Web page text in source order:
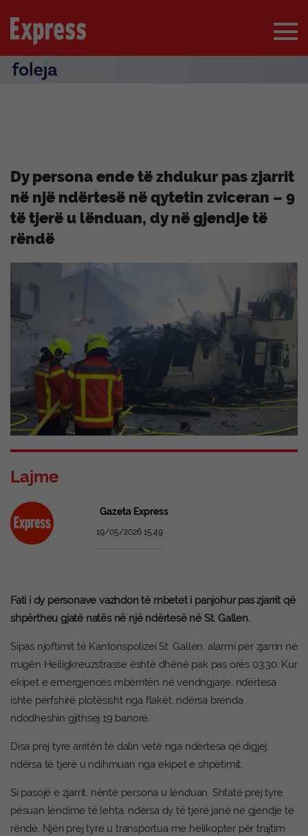
Dy persona ende të zhdukur pas zjarrit
në një ndërtesë në qytetin zviceran – 9
të tjerë u lënduan, dy në gjendje të
rëndë
Lajme
Gazeta Express
19/05/2026 15:49
Fati i dy personave vazhdon të mbetet i panjohur pas zjarrit që
shpërtheu gjatë natës në një ndërtesë në St. Gallen.
Sipas njoftimit të Kantonspolizei St. Gallen, alarmi për zjarrin në
rrugën Heiligkreuzstrasse është dhënë pak pas orës 03:30. Kur
ekipet e emergjencës mbërritën në vendngjarje, ndërtesa
ishte përfshirë plotësisht nga flakët, ndërsa brenda
ndodheshin gjithsej 19 banorë.
Disa prej tyre arritën të dalin vetë nga ndërtesa që digjej,
ndërsa të tjerë u ndihmuan nga ekipet e shpëtimit.
Si pasojë e zjarrit, nëntë persona u lënduan. Shtatë prej tyre
pësuan lëndime të lehta, ndërsa dy të tjerë janë në gjendje të
rëndë. Njëri prej tyre u transportua me helikopter për trajtim